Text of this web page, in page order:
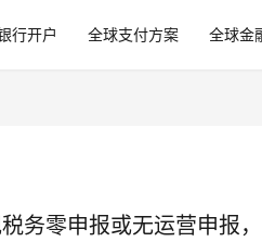
行开户 全球支付方案 全球金
务零申报或无运营申报